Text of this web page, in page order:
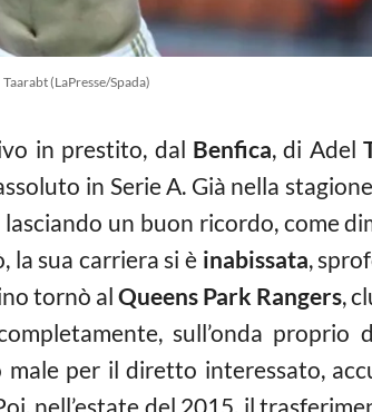
Taarabt (LaPresse/Spada)
in prestito, dal Benfica, di Adel
in Serie A. Già nella
lasciando un buon ricordo, come
la sua carriera si è inabissata,
tornò al Queens Park Rangers,
sull’onda proprio
per il diretto interessato,
nell’estate del 2015, il